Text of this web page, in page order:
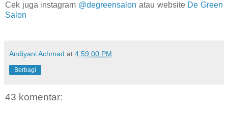
Cek juga instagram @degreensalon atau website De Green
Salon
Andiyani Achmad at 4:59:00 PM
Berbagi
43 komentar: